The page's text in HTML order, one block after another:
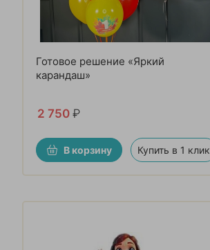
Готовое решение «Яркий
карандаш»
2 750 ₽
В корзину Купить в 1 клик